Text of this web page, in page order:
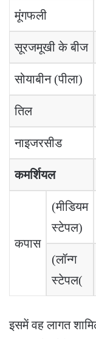
मूंगफली
सूरजमूखी के बीज
सोयाबीन (पीला)
तिल
नाइजरसीड
कमर्शियल
कपास
(मीडियम
स्टेपल)
(लॉन्ग
स्टेपल)
इसमें वह लागत